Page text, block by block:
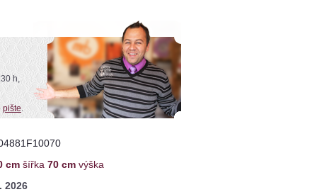
h,
pište.
cm šířka 70 cm výška
2026